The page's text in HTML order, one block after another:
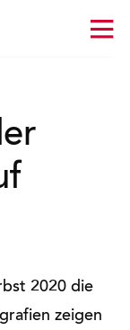
2020 die
zeigen